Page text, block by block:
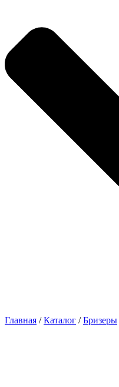
Главная /Каталог /Бризеры